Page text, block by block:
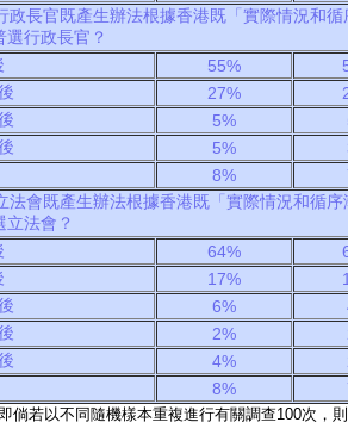
政長官既產生辦法根據香港既「實際情況和
行政長官？
55%
27%
5%
5%
8%
法會既產生辦法根據香港既「實際情況和循
法會？
64%
17%
6%
2%
4%
8%
倘若以不同隨機樣本重複進行有關調查100次，